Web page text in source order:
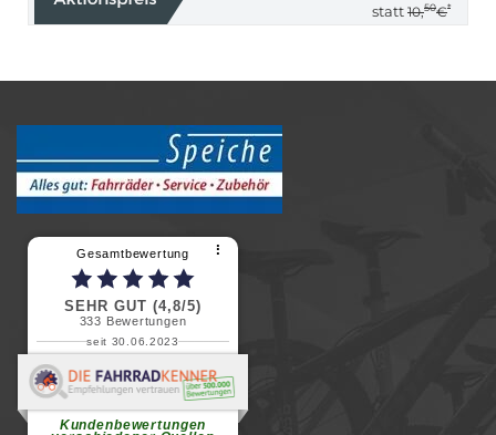
statt 10,50€*
Gesamtbewertung ⠇
SEHR GUT (4,8/5)
333 Bewertungen
seit 30.06.2023
Kundenbewertungen
Renate H.
Vielen Dank für ein herzliches